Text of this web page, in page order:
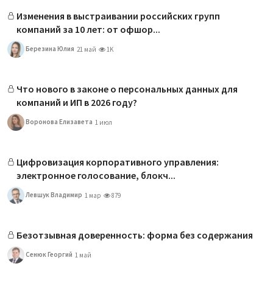
Изменения в выстраивании российских групп
компаний за 10 лет: от офшор...
Березина Юлия 21 май 1K
Что нового в законе о персональных данных для
компаний и ИП в 2026 году?
Воронова Елизавета 1 июл
Цифровизация корпоративного управления:
электронное голосование, блокч...
Левшук Владимир 1 мар 879
Безотзывная доверенность: форма без содержания
Сенюк Георгий 1 май